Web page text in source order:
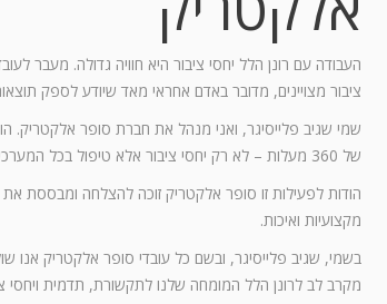
העבודה עם רונן הלל יחסי ציבור היא חוויה גדולה. מעבר
ציבור מצויינים, מדובר באדם אחראי מאד שיודע לספק
שמי שגיב פלייסיגר, ואני מנהל את חברת סופר אלקטריק.
של 360 מעלות – לא רק יחסי ציבור אלא טיפול בכל המערכים השיווקיים של החברה.
הודות לפעילות זו סופר אלקטריק זוכה להצלחה ומבססת
מקצועיות ואיכות.
בשמי, שגיב פלייסיגר, ובשם כל עובדי סופר אלקטריק אנו
מקרב לב לרונן הלל המומחה שלנו לתקשורת, תדמית ויחסי